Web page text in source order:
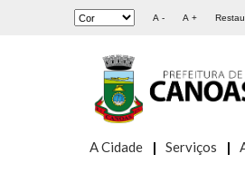
A - A +
A Cidade Serviços